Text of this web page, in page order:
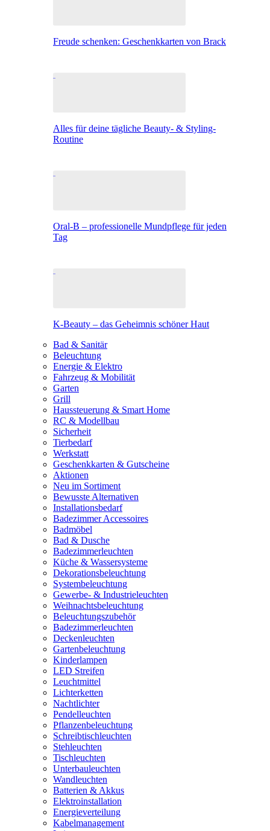
Freude schenken: Geschenkkarten von Brack
Alles für deine tägliche Beauty- & Styling-
Routine
Oral-B – professionelle Mundpflege für jeden
Tag
K-Beauty – das Geheimnis schöner Haut
Bad & Sanitär
Beleuchtung
Energie & Elektro
Fahrzeug & Mobilität
Garten
Grill
Haussteuerung & Smart Home
RC & Modellbau
Sicherheit
Tierbedarf
Werkstatt
Geschenkkarten & Gutscheine
Aktionen
Neu im Sortiment
Bewusste Alternativen
Installationsbedarf
Badezimmer Accessoires
Badmöbel
Bad & Dusche
Badezimmerleuchten
Küche & Wassersysteme
Dekorationsbeleuchtung
Systembeleuchtung
Gewerbe- & Industrieleuchten
Weihnachtsbeleuchtung
Beleuchtungszubehör
Badezimmerleuchten
Deckenleuchten
Gartenbeleuchtung
Kinderlampen
LED Streifen
Leuchtmittel
Lichterketten
Nachtlichter
Pendelleuchten
Pflanzenbeleuchtung
Schreibtischleuchten
Stehleuchten
Tischleuchten
Unterbauleuchten
Wandleuchten
Batterien & Akkus
Elektroinstallation
Energieverteilung
Kabelmanagement